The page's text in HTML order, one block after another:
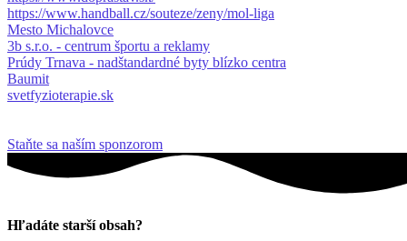
https://www.handball.cz/souteze/zeny/mol-liga
Mesto Michalovce
3b s.r.o. - centrum športu a reklamy
Prúdy Trnava - nadštandardné byty blízko centra
Baumit
svetfyzioterapie.sk
Staňte sa naším sponzorom
Hľadáte starší obsah?